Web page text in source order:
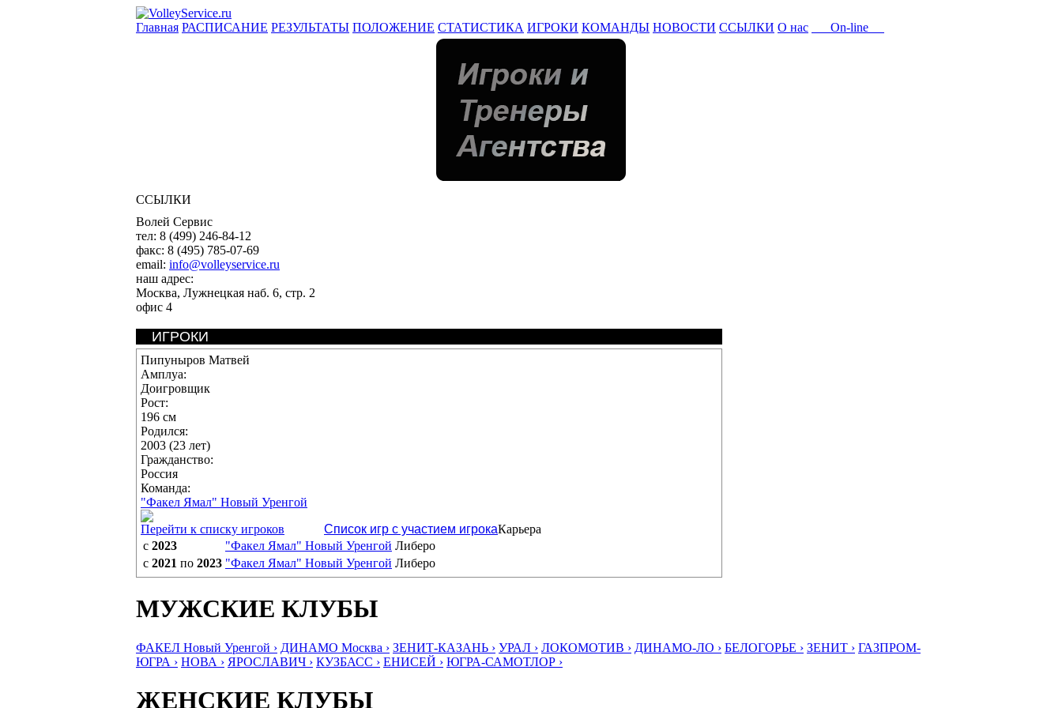
Главная РАСПИСАНИЕ РЕЗУЛЬТАТЫ ПОЛОЖЕНИЕ СТАТИСТИКА ИГРОКИ КОМАНДЫ НОВОСТИ ССЫЛКИ О нас On-line
ССЫЛКИ
Волей Сервис
тел: 8 (499) 246-84-12
факс: 8 (495) 785-07-69
email: info@volleyservice.ru
наш адрес:
Москва, Лужнецкая наб. 6, стр. 2
офис 4
ИГРОКИ
Пипуныров Матвей
Амплуа:
Доигровщик
Рост:
196 см
Родился:
2003 (23 лет)
Гражданство:
Россия
Команда:
"Факел Ямал" Новый Уренгой
Перейти к списку игроков
Список игр с участием игрокаКарьера
с 2023 "Факел Ямал" Новый Уренгой Либеро
с 2021 по 2023 "Факел Ямал" Новый Уренгой Либеро
МУЖСКИЕ КЛУБЫ
ФАКЕЛ Новый Уренгой › ДИНАМО Москва › ЗЕНИТ-КАЗАНЬ › УРАЛ › ЛОКОМОТИВ › ДИНАМО-ЛО › БЕЛОГОРЬЕ › ЗЕНИТ › ГАЗПРОМ-
ЮГРА › НОВА › ЯРОСЛАВИЧ › КУЗБАСС › ЕНИСЕЙ › ЮГРА-САМОТЛОР ›
ЖЕНСКИЕ КЛУБЫ